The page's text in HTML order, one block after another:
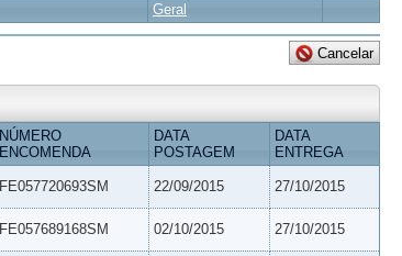
Geral
NÚMERO
ENCOMENDA
DATA
POSTAGEM
DATA
ENTREGA
FE057720693SM 22/09/2015 27/10/2015
FE057689168SM 02/10/2015 27/10/2015